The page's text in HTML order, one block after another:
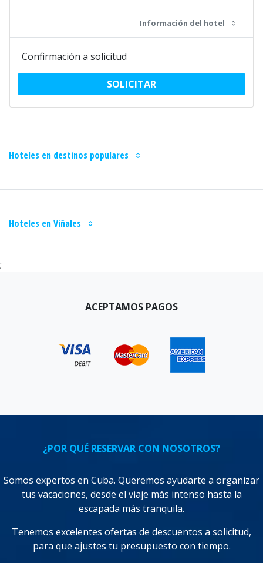
Información del hotel
Confirmación a solicitud
SOLICITAR
Hoteles en destinos populares
Hoteles en Viñales
;
ACEPTAMOS PAGOS
¿POR QUÉ RESERVAR CON NOSOTROS?
Somos expertos en Cuba. Queremos ayudarte a organizar
tus vacaciones, desde el viaje más intenso hasta la
escapada más tranquila.
Tenemos excelentes ofertas de descuentos a solicitud,
para que ajustes tu presupuesto con tiempo.